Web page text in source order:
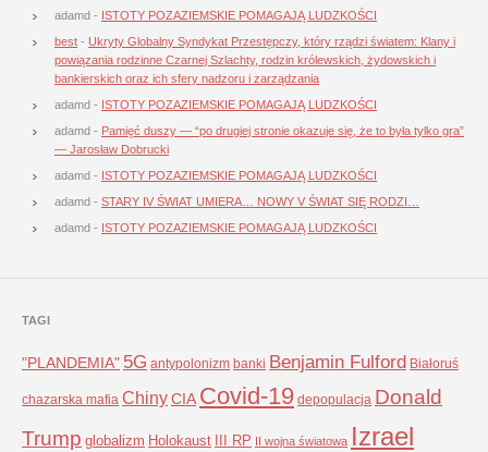
adamd - ISTOTY POZAZIEMSKIE POMAGAJĄ LUDZKOŚCI
best - Ukryty Globalny Syndykat Przestępczy, który rządzi światem: Klany i
powiązania rodzinne Czarnej Szlachty, rodzin królewskich, żydowskich i
bankierskich oraz ich sfery nadzoru i zarządzania
adamd - ISTOTY POZAZIEMSKIE POMAGAJĄ LUDZKOŚCI
adamd - Pamięć duszy — “po drugiej stronie okazuje się, że to była tylko gra”
— Jarosław Dobrucki
adamd - ISTOTY POZAZIEMSKIE POMAGAJĄ LUDZKOŚCI
adamd - STARY IV ŚWIAT UMIERA… NOWY V ŚWIAT SIĘ RODZI…
adamd - ISTOTY POZAZIEMSKIE POMAGAJĄ LUDZKOŚCI
TAGI
"PLANDEMIA" 5G antypolonizm banki Benjamin Fulford Białoruś
chazarska mafia ChinyCIA Covid-19 depopulacja Donald
Trump globalizm Holokaust III RP II wojna światowa Izrael